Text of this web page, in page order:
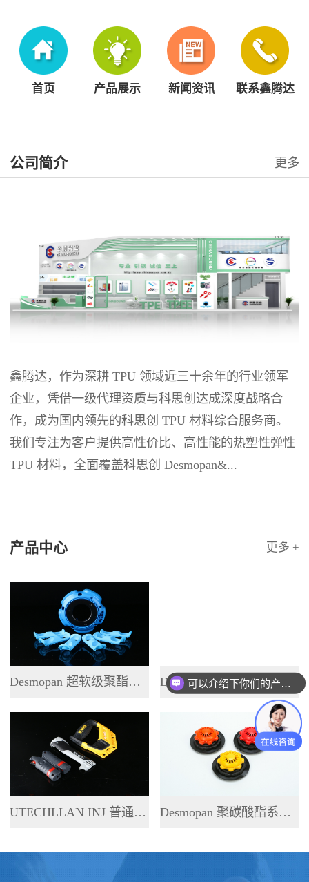
首页 产品展示 新闻资讯 联系鑫腾达
公司简介 更多
鑫腾达，作为深耕 TPU 领域近三十余年的行业领军
企业，凭借一级代理资质与科思创达成深度战略合
作，成为国内领先的科思创 TPU 材料综合服务商。
我们专注为客户提供高性价比、高性能的热塑性弹性
TPU 材料，全面覆盖科思创 Desmopan&...
产品中心 更多 +
Desmopan 超软级聚酯系列 TPU Desmopan 超透聚酯系列 TPU
UTECHLLAN INJ 普通聚酯系列 TPU Desmopan 聚碳酸酯系列 TPU